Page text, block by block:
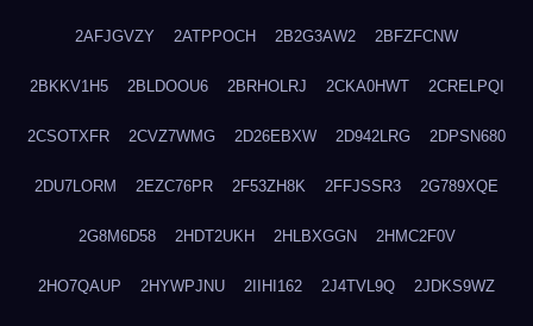
2AFJGVZY 2ATPPOCH 2B2G3AW2 2BFZFCNW
2BKKV1H5 2BLDOOU6 2BRHOLRJ 2CKA0HWT 2CRELPQI
2CSOTXFR 2CVZ7WMG 2D26EBXW 2D942LRG 2DPSN680
2DU7LORM 2EZC76PR 2F53ZH8K 2FFJSSR3 2G789XQE
2G8M6D58 2HDT2UKH 2HLBXGGN 2HMC2F0V
2HO7QAUP 2HYWPJNU 2IIHI162 2J4TVL9Q 2JDKS9WZ